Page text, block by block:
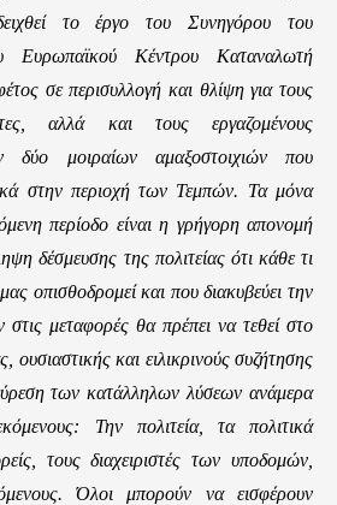
το έργο του Συνηγόρου του
Ευρωπαϊκού Κέντρου Καταναλωτή
σε περισυλλογή και θλίψη για τους
αλλά και τους εργαζομένους
δύο μοιραίων αμαξοστοιχιών που
στην περιοχή των Τεμπών. Τα μόνα
περίοδο είναι η γρήγορη απονομή
δέσμευσης της πολιτείας ότι κάθε τι
οπισθοδρομεί και που διακυβεύει την
μεταφορές θα πρέπει να τεθεί στο
ουσιαστικής και ειλικρινούς συζήτησης
των κατάλληλων λύσεων ανάμερα
Την πολιτεία, τα πολιτικά
τους διαχειριστές των υποδομών,
Όλοι μπορούν να εισφέρουν